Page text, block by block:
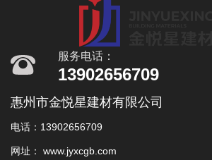
服务电话：
13902656709
惠州市金悦星建材有限公司
电话：13902656709
网址： www.jyxcgb.com